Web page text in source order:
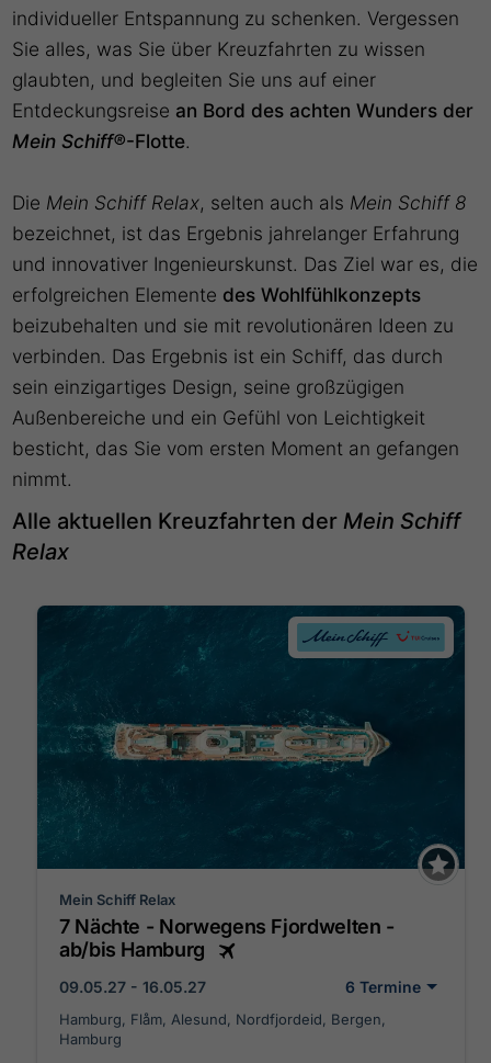
individueller Entspannung zu schenken. Vergessen
Sie alles, was Sie über Kreuzfahrten zu wissen
glaubten, und begleiten Sie uns auf einer
Entdeckungsreise an Bord des achten Wunders der
Mein Schiff®-Flotte.
Die Mein Schiff Relax, selten auch als Mein Schiff 8
bezeichnet, ist das Ergebnis jahrelanger Erfahrung
und innovativer Ingenieurskunst. Das Ziel war es, die
erfolgreichen Elemente des Wohlfühlkonzepts
beizubehalten und sie mit revolutionären Ideen zu
verbinden. Das Ergebnis ist ein Schiff, das durch
sein einzigartiges Design, seine großzügigen
Außenbereiche und ein Gefühl von Leichtigkeit
besticht, das Sie vom ersten Moment an gefangen
nimmt.
Alle aktuellen Kreuzfahrten derMein Schiff
Relax
Mein Schiff Relax
7 Nächte - Norwegens Fjordwelten -
ab/bis Hamburg
09.05.27 - 16.05.27 6 Termine
Hamburg, Flåm, Alesund, Nordfjordeid, Bergen,
Hamburg